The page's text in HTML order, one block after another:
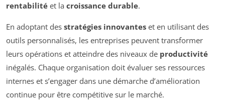
rentabilité et la croissance durable.
En adoptant des stratégies innovantes et en utilisant des
outils personnalisés, les entreprises peuvent transformer
leurs opérations et atteindre des niveaux de productivité
inégalés. Chaque organisation doit évaluer ses ressources
internes et s’engager dans une démarche d’amélioration
continue pour être compétitive sur le marché.